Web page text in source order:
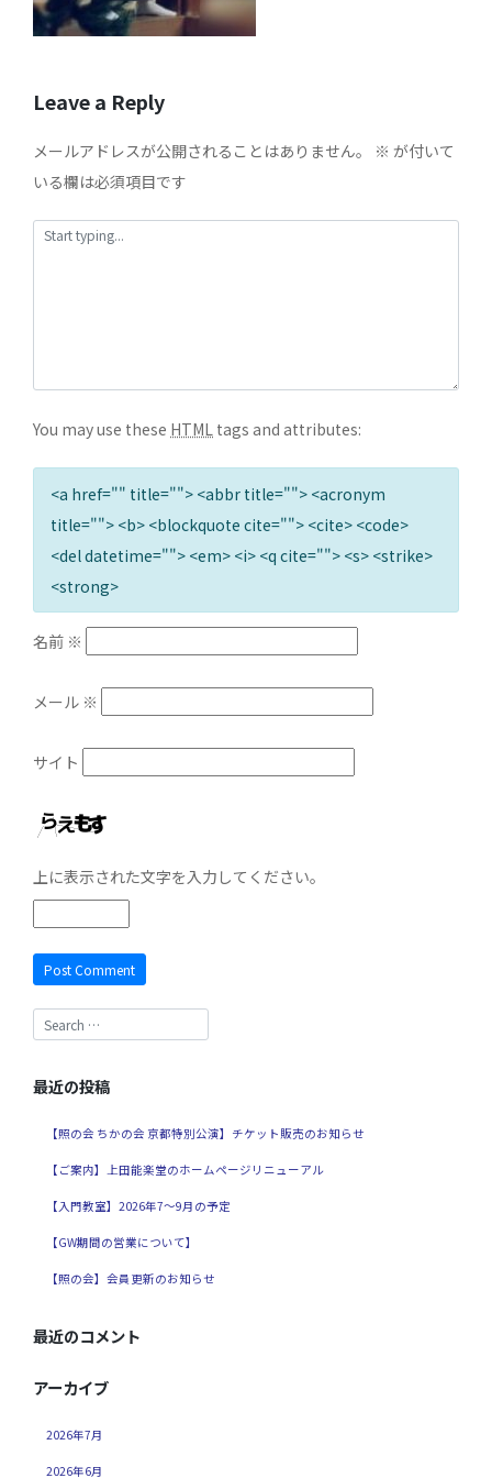
Leave a Reply
メールアドレスが公開されることはありません。 ※ が付いて
いる欄は必須項目です
You may use these HTML tags and attributes:
<a href="" title=""> <abbr title=""> <acronym
title=""> <b> <blockquote cite=""> <cite> <code>
<del datetime=""> <em> <i> <q cite=""> <s> <strike>
<strong>
名前 ※
メール ※
サイト
上に表示された文字を入力してください。
最近の投稿
【照の会 ちかの会 京都特別公演】チケット販売のお知らせ
【ご案内】上田能楽堂のホームページリニューアル
【入門教室】2026年7～9月の予定
【GW期間の営業について】
【照の会】会員更新のお知らせ
最近のコメント
アーカイブ
2026年7月
2026年6月